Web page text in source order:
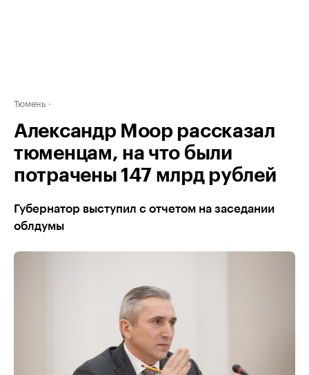
Тюмень
Александр Моор рассказал
тюменцам, на что были
потрачены 147 млрд рублей
Губернатор выступил с отчетом на заседании
облдумы